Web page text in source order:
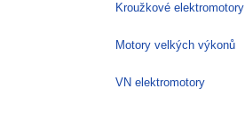
Kroužkové elektromotory
Motory velkých výkonů
VN elektromotory